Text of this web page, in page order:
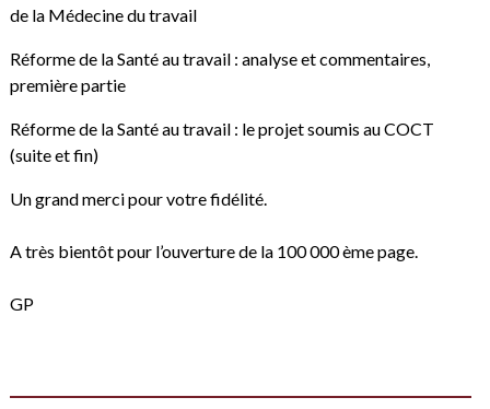
de la Médecine du travail
Réforme de la Santé au travail : analyse et commentaires,
première partie
Réforme de la Santé au travail : le projet soumis au COCT
(suite et fin)
Un grand merci pour votre fidélité.
A très bientôt pour l’ouverture de la 100 000 ème page.
GP